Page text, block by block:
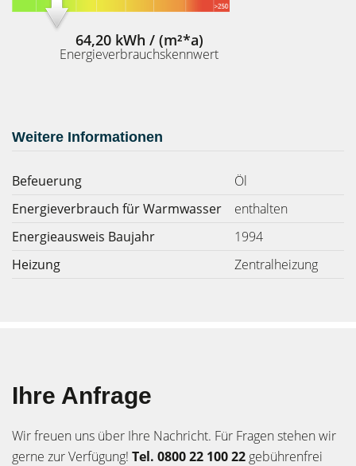
64,20 kWh / (m²*a)
Energieverbrauchskennwert
Weitere Informationen
Befeuerung
Öl
Energieverbrauch für Warmwasser
enthalten
Energieausweis Baujahr
1994
Heizung
Zentralheizung
Ihre Anfrage
Wir freuen uns über Ihre Nachricht. Für Fragen stehen wir
gerne zur Verfügung! Tel. 0800 22 100 22 gebührenfrei